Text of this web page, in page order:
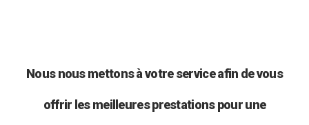
Nous nous mettons à votre service afin de vous
offrir les meilleures prestations pour une